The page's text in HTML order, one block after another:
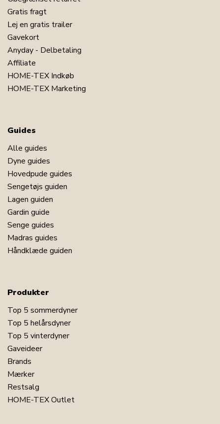
Gratis fragt
Lej en gratis trailer
Gavekort
Anyday - Delbetaling
Affiliate
HOME-TEX Indkøb
HOME-TEX Marketing
Guides
Alle guides
Dyne guides
Hovedpude guides
Sengetøjs guiden
Lagen guiden
Gardin guide
Senge guides
Madras guides
Håndklæde guiden
Produkter
Top 5 sommerdyner
Top 5 helårsdyner
Top 5 vinterdyner
Gaveideer
Brands
Mærker
Restsalg
HOME-TEX Outlet